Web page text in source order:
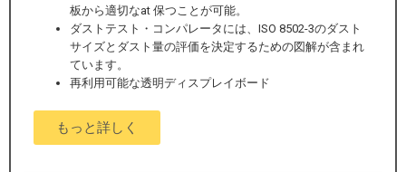
板から適切なat 保つことが可能。
ダストテスト・コンパレータには、ISO 8502-3のダスト
サイズとダスト量の評価を決定するための図解が含まれ
ています。
再利用可能な透明ディスプレイボード
もっと詳しく